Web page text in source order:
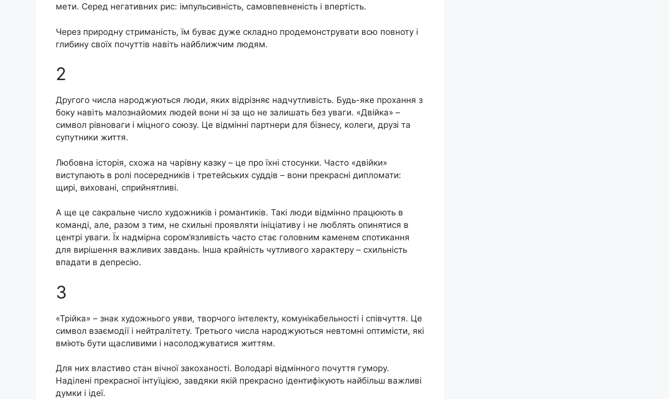
мети. Серед негативних рис: імпульсивність, самовпевненість і впертість.
Через природну стриманість, їм буває дуже складно продемонструвати всю повноту і
глибину своїх почуттів навіть найближчим людям.
2
Другого числа народжуються люди, яких відрізняє надчутливість. Будь-яке прохання з
боку навіть малознайомих людей вони ні за що не залишать без уваги. «Двійка» –
символ рівноваги і міцного союзу. Це відмінні партнери для бізнесу, колеги, друзі та
супутники життя.
Любовна історія, схожа на чарівну казку – це про їхні стосунки. Часто «двійки»
виступають в ролі посередників і третейських суддів – вони прекрасні дипломати:
щирі, виховані, сприйнятливі.
А ще це сакральне число художників і романтиків. Такі люди відмінно працюють в
команді, але, разом з тим, не схильні проявляти ініціативу і не люблять опинятися в
центрі уваги. Їх надмірна сором’язливість часто стає головним каменем спотикання
для вирішення важливих завдань. Інша крайність чутливого характеру – схильність
впадати в депресію.
3
«Трійка» – знак художнього уяви, творчого інтелекту, комунікабельності і співчуття. Це
символ взаємодії і нейтралітету. Третього числа народжуються невтомні оптимісти, які
вміють бути щасливими і насолоджуватися життям.
Для них властиво стан вічної закоханості. Володарі відмінного почуття гумору.
Наділені прекрасної інтуїцією, завдяки якій прекрасно ідентифікують найбільш важливі
думки і ідеї.